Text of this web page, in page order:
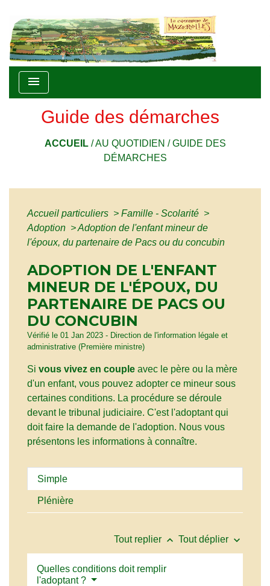
menu
Guide des démarches
ACCUEIL/AU QUOTIDIEN /GUIDE DES
DÉMARCHES
Accueil particuliers > Famille - Scolarité >
Adoption >Adoption de l'enfant mineur de
l'époux, du partenaire de Pacs ou du concubin
ADOPTION DE L'ENFANT
MINEUR DE L'ÉPOUX, DU
PARTENAIRE DE PACS OU
DU CONCUBIN
Vérifié le 01 Jan 2023 - Direction de l'information légale et
administrative (Première ministre)
Si vous vivez en couple avec le père ou la mère
d'un enfant, vous pouvez adopter ce mineur sous
certaines conditions. La procédure se déroule
devant le tribunal judiciaire. C'est l'adoptant qui
doit faire la demande de l'adoption. Nous vous
présentons les informations à connaître.
Simple
Plénière
Tout replier keyboard_arrow_up Tout déplier keyboard_arrow_down
Quelles conditions doit remplir
l'adoptant ?